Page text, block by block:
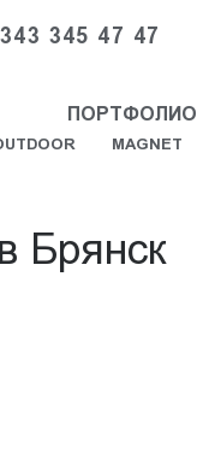
345 47 47
ПОРТФОЛИО
MAGNET
Брянск